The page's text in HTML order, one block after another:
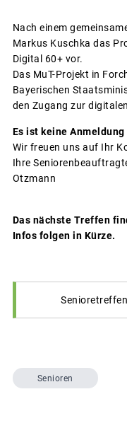
Nach einem
Markus Kuschka das
Digital 60+ vor.
Das MuT-Projekt in
Bayerischen
den Zugang zur
Es ist keine
Wir freuen uns auf Ihr
Ihre
Otzmann
Das nächste Treffen
Infos folgen in Kürze.
Senioren